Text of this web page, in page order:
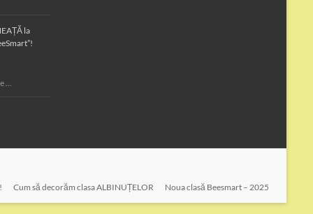
la
…
Cum să decorăm clasa ALBINUȚELOR Noua clasă Beesmart – 2025